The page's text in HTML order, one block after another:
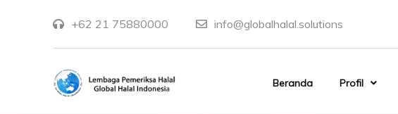
+62 21 75880000 info@globalhalal.solutions
Beranda Profil